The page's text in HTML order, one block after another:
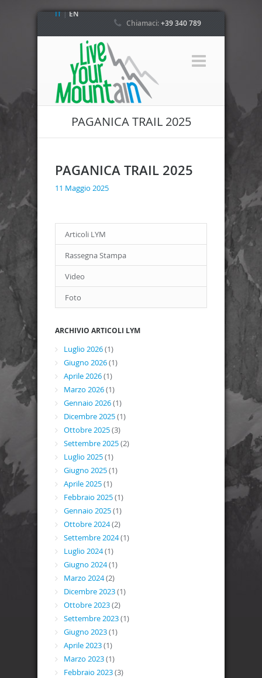
IT|EN
Chiamaci:+39 340 789
PAGANICA TRAIL 2025
PAGANICA TRAIL 2025
11 Maggio 2025
Articoli LYM
Rassegna Stampa
Video
Foto
ARCHIVIO ARTICOLI LYM
Luglio 2026(1)
Giugno 2026(1)
Aprile 2026(1)
Marzo 2026(1)
Gennaio 2026(1)
Dicembre 2025(1)
Ottobre 2025(3)
Settembre 2025(2)
Luglio 2025(1)
Giugno 2025(1)
Aprile 2025(1)
Febbraio 2025(1)
Gennaio 2025(1)
Ottobre 2024(2)
Settembre 2024(1)
Luglio 2024(1)
Giugno 2024(1)
Marzo 2024(2)
Dicembre 2023(1)
Ottobre 2023(2)
Settembre 2023(1)
Giugno 2023(1)
Aprile 2023(1)
Marzo 2023(1)
Febbraio 2023(3)